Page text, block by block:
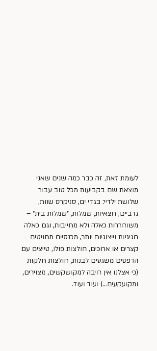
לעומת זאת, זה כבר כמה שנים שאני
מוצאת שם בקביעות מכל טוב עבור
שלושת ילדיי: בגדי ים, סניקרס שוות,
גרביים, חצאיות, שמלות, ״שמלות בית״ –
משוחררות כאלה ולא מחייבות, וגם כאלה
חגיגיות וייצוגיות יותר, מכנסיים מחויטים –
קצרים או ארוכים, חולצות פולו, טייצים עם
הדפסים משגעים לבנות, חולצות חלקות
(כי אצלנו אין חיבה למקושקשים, מצוירים,
ומקועקעים…) ועוד ועוד.